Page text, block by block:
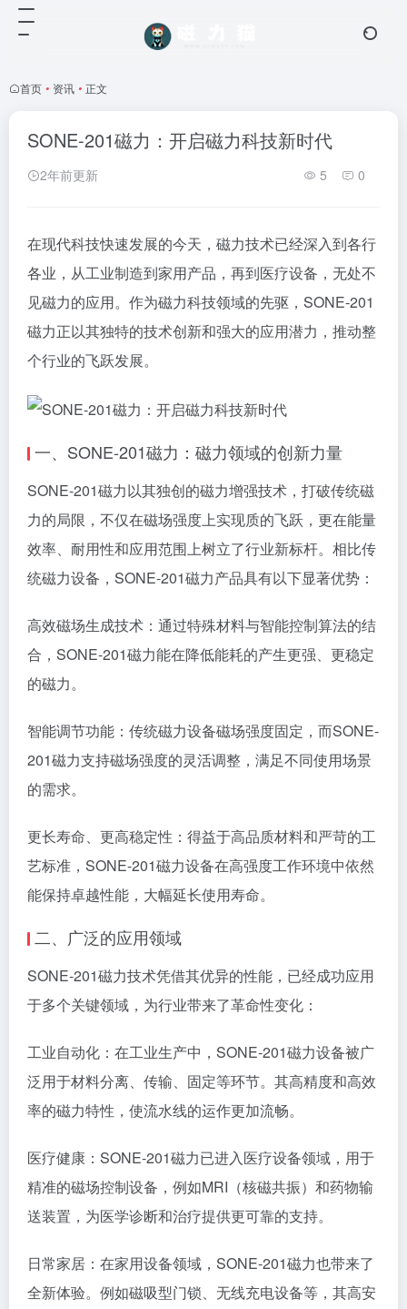
首页 • 资讯 • 正文
SONE-201磁力：开启磁力科技新时代
2年前更新 5 0
在现代科技快速发展的今天，磁力技术已经深入到各行
各业，从工业制造到家用产品，再到医疗设备，无处不
见磁力的应用。作为磁力科技领域的先驱，SONE-201
磁力正以其独特的技术创新和强大的应用潜力，推动整
个行业的飞跃发展。
一、SONE-201磁力：磁力领域的创新力量
SONE-201磁力以其独创的磁力增强技术，打破传统磁
力的局限，不仅在磁场强度上实现质的飞跃，更在能量
效率、耐用性和应用范围上树立了行业新标杆。相比传
统磁力设备，SONE-201磁力产品具有以下显著优势：
高效磁场生成技术：通过特殊材料与智能控制算法的结
合，SONE-201磁力能在降低能耗的产生更强、更稳定
的磁力。
智能调节功能：传统磁力设备磁场强度固定，而SONE-
201磁力支持磁场强度的灵活调整，满足不同使用场景
的需求。
更长寿命、更高稳定性：得益于高品质材料和严苛的工
艺标准，SONE-201磁力设备在高强度工作环境中依然
能保持卓越性能，大幅延长使用寿命。
二、广泛的应用领域
SONE-201磁力技术凭借其优异的性能，已经成功应用
于多个关键领域，为行业带来了革命性变化：
工业自动化：在工业生产中，SONE-201磁力设备被广
泛用于材料分离、传输、固定等环节。其高精度和高效
率的磁力特性，使流水线的运作更加流畅。
医疗健康：SONE-201磁力已进入医疗设备领域，用于
精准的磁场控制设备，例如MRI（核磁共振）和药物输
送装置，为医学诊断和治疗提供更可靠的支持。
日常家居：在家用设备领域，SONE-201磁力也带来了
全新体验。例如磁吸型门锁、无线充电设备等，其高安